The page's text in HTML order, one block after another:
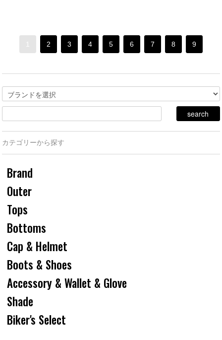
2 3 4 5 6 7 8 9
カテゴリーから探す
Brand
Outer
Tops
Bottoms
Cap & Helmet
Boots & Shoes
Accessory & Wallet & Glove
Shade
Biker's Select